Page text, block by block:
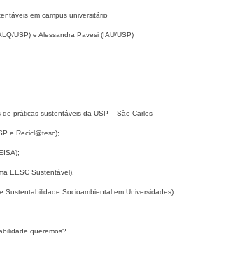
em campus universitário
USP) e Alessandra Pavesi (IAU/USP)
práticas sustentáveis da USP – São Carlos
e Recicl@tesc);
EESC Sustentável).
Sustentabilidade Socioambiental em Universidades).
queremos?